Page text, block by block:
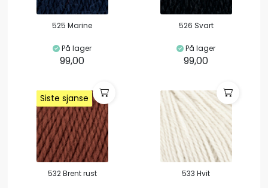
525 Marine
På lager
99,00
526 Svart
På lager
99,00
Siste sjanse
Siste sjanse
Siste sjanse
Siste sjanse
532 Brent rust 533 Hvit